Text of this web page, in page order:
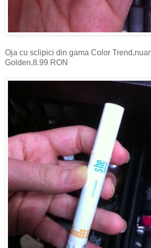
Oja cu sclipici din gama Color
Golden,8.99 RON